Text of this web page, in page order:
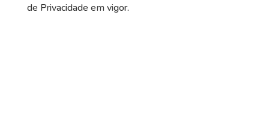
de Privacidade em vigor.